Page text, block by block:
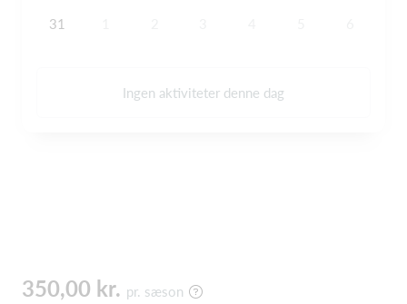
31
Ingen aktiviteter denne dag
350,00 kr. pr. sæson